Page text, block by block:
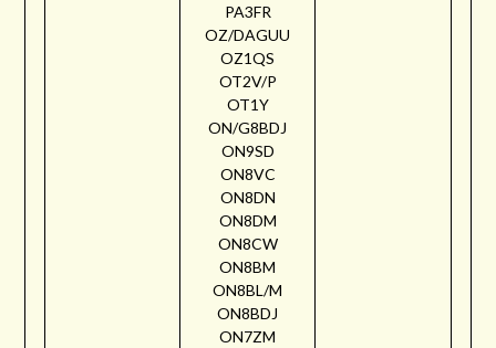
PA3FR
OZ/DAGUU
OZ1QS
OT2V/P
OT1Y
ON/G8BDJ
ON9SD
ON8VC
ON8DN
ON8DM
ON8CW
ON8BM
ON8BL/M
ON8BDJ
ON7ZM